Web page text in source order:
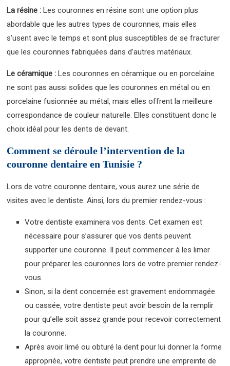
La résine : Les couronnes en résine sont une option plus
abordable que les autres types de couronnes, mais elles
s’usent avec le temps et sont plus susceptibles de se fracturer
que les couronnes fabriquées dans d’autres matériaux.
Le céramique : Les couronnes en céramique ou en porcelaine
ne sont pas aussi solides que les couronnes en métal ou en
porcelaine fusionnée au métal, mais elles offrent la meilleure
correspondance de couleur naturelle. Elles constituent donc le
choix idéal pour les dents de devant.
Comment se déroule l’intervention de la
couronne dentaire en Tunisie ?
Lors de votre couronne dentaire, vous aurez une série de
visites avec le dentiste. Ainsi, lors du premier rendez-vous :
Votre dentiste examinera vos dents. Cet examen est
nécessaire pour s’assurer que vos dents peuvent
supporter une couronne. Il peut commencer à les limer
pour préparer les couronnes lors de votre premier rendez-
vous.
Sinon, si la dent concernée est gravement endommagée
ou cassée, votre dentiste peut avoir besoin de la remplir
pour qu’elle soit assez grande pour recevoir correctement
la couronne.
Après avoir limé ou obturé la dent pour lui donner la forme
appropriée, votre dentiste peut prendre une empreinte de